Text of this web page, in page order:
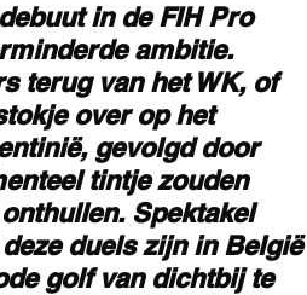
in de FIH Pro
ambitie.
terug van het WK, of
over op het
gevolgd door
tintje zouden
Spektakel
duels zijn in België
golf van dichtbij te